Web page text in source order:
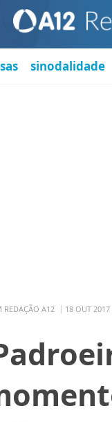
sinodalidade
REDAÇÃO A12 18 OUT